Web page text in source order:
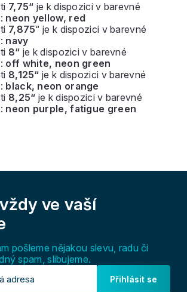
7,75“ je k dispozici v barevné
neon yellow, red
7,875“ je k dispozici v barevné
navy
8“ je k dispozici v barevné
off white, neon green
8,125“ je k dispozici v barevné
black, neon orange
8,25“ je k dispozici v barevné
neon purple, fatigue green
ve vaší
pošleme nějakou slevu, radu či
spam, slibujeme.
Přihlásit se